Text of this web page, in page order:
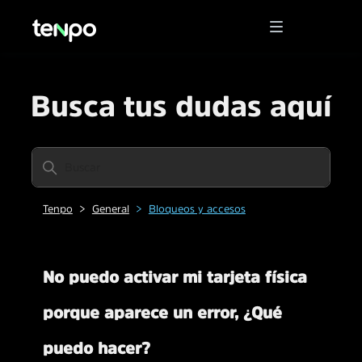
Busca tus dudas aquí
Tenpo General Bloqueos y accesos
No puedo activar mi tarjeta física
porque aparece un error, ¿Qué
puedo hacer?